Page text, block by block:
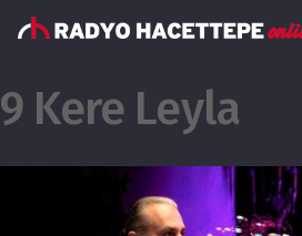
9 Kere Leyla